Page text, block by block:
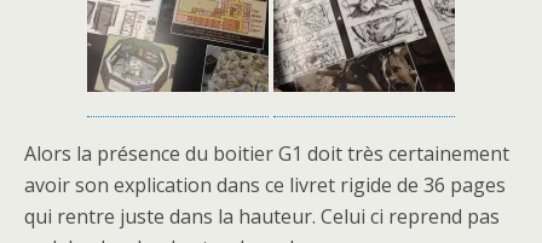
Alors la présence du boitier G1 doit très certainement
avoir son explication dans ce livret rigide de 36 pages
qui rentre juste dans la hauteur. Celui ci reprend pas